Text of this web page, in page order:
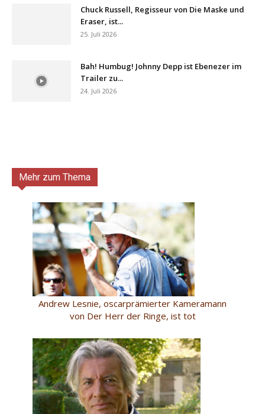
Chuck Russell, Regisseur von Die Maske und
Eraser, ist...
25. Juli 2026
Bah! Humbug! Johnny Depp ist Ebenezer im
Trailer zu...
24. Juli 2026
Mehr zum Thema
Andrew Lesnie, oscarprämierter Kameramann
von Der Herr der Ringe, ist tot